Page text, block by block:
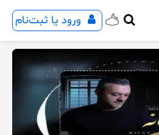
ورود یا ثبت‌نام